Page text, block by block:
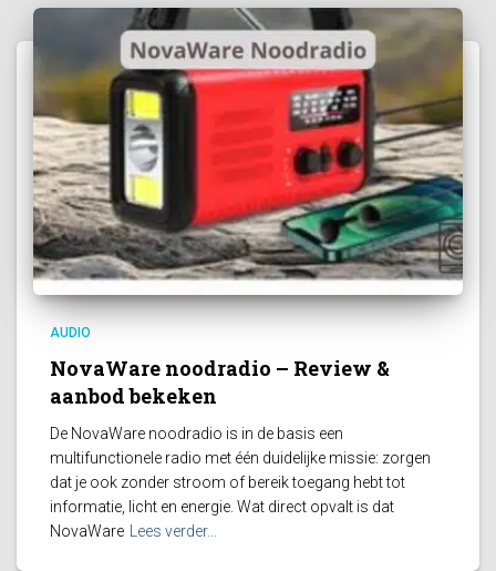
AUDIO
NovaWare noodradio – Review &
aanbod bekeken
De NovaWare noodradio is in de basis een
multifunctionele radio met één duidelijke missie: zorgen
dat je ook zonder stroom of bereik toegang hebt tot
informatie, licht en energie. Wat direct opvalt is dat
NovaWare
Lees verder…